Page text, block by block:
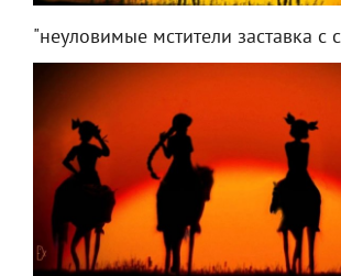
"неуловимые мстители заставка с